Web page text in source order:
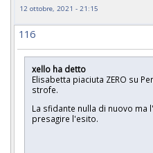
12 ottobre, 2021 - 21:15
116
xello ha detto
Elisabetta piaciuta ZERO su
strofe.
La sfidante nulla di nuovo ma
presagire l'esito.